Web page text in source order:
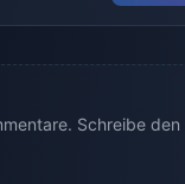
Schreibe den